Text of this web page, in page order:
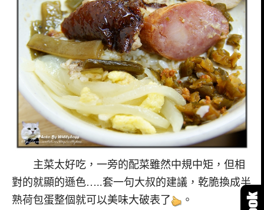
主菜太好吃，一旁的配菜雖然中規中矩，但相
對的就顯的遜色…..套一句大叔的建議，乾脆換成半
熟荷包蛋整個就可以美味大破表了
。